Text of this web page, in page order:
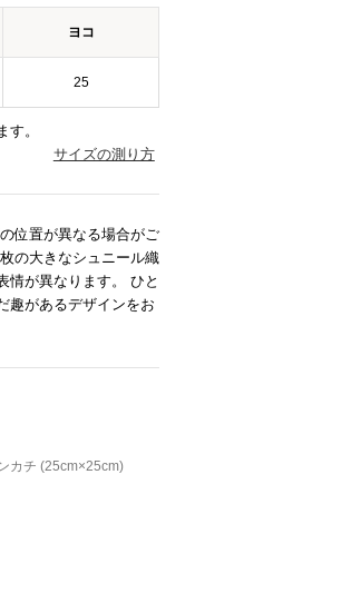
ヨコ
25
。
サイズの測り方
位置が異なる場合がご
の大きなシュニール織
情が異なります。 ひと
趣があるデザインをお
カチ (25cm×25cm)